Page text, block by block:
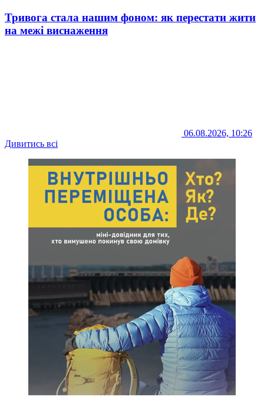
Тривога стала нашим фоном: як перестати жити
на межі виснаження
06.08.2026, 10:26
Дивитись всі